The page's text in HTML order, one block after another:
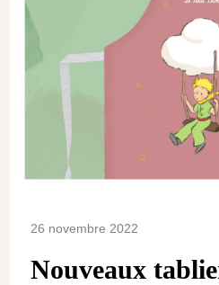
26 novembre 2022
Nouveaux